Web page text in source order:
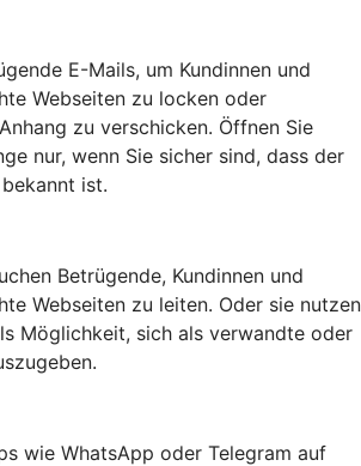
E-Mails, um Kundinnen und
Webseiten zu locken oder
zu verschicken. Öffnen Sie
nur, wenn Sie sicher sind, dass der
ist.
Betrügende, Kundinnen und
Webseiten zu leiten. Oder sie nutzen
Möglichkeit, sich als verwandte oder
wie WhatsApp oder Telegram auf